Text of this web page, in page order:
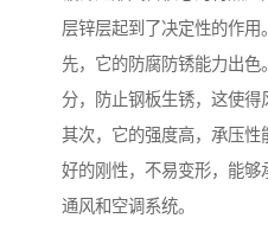
层锌层起到了决定性的作用。
先，它的防腐防锈能力出
分，防止钢板生锈，这使得
其次，它的强度高，承压
好的刚性，不易变形，能
通风和空调系统。